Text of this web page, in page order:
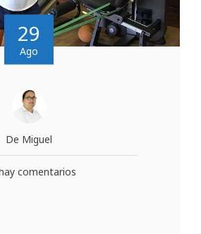
29
Ago
De Miguel
comentarios